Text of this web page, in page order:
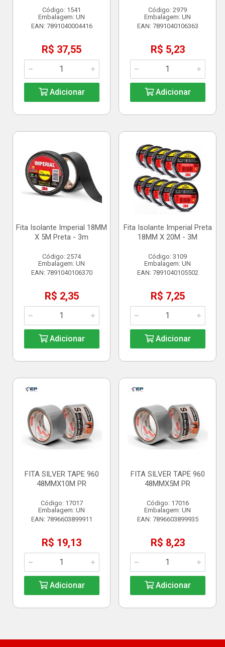
Código: 1541
Embalagem: UN
EAN: 7891040004416
R$ 37,55
Adicionar
Código: 2979
Embalagem: UN
EAN: 7891040106363
R$ 5,23
Adicionar
Fita Isolante Imperial 18MM
X 5M Preta - 3m
Código: 2574
Embalagem: UN
EAN: 7891040106370
R$ 2,35
Adicionar
Fita Isolante Imperial Preta
18MM X 20M - 3M
Código: 3109
Embalagem: UN
EAN: 7891040105502
R$ 7,25
Adicionar
FITA SILVER TAPE 960
48MMX10M PR
Código: 17017
Embalagem: UN
EAN: 7896603899911
R$ 19,13
Adicionar
FITA SILVER TAPE 960
48MMX5M PR
Código: 17016
Embalagem: UN
EAN: 7896603899935
R$ 8,23
Adicionar